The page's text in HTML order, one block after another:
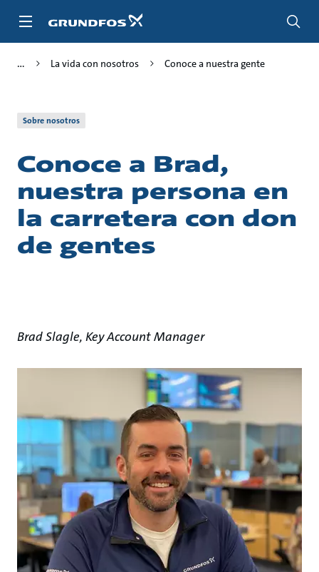
La vida con nosotros Conoce a nuestra gente
Sobre nosotros
Conoce a Brad,
nuestra persona en
la carretera con don
de gentes
Brad Slagle, Key Account Manager